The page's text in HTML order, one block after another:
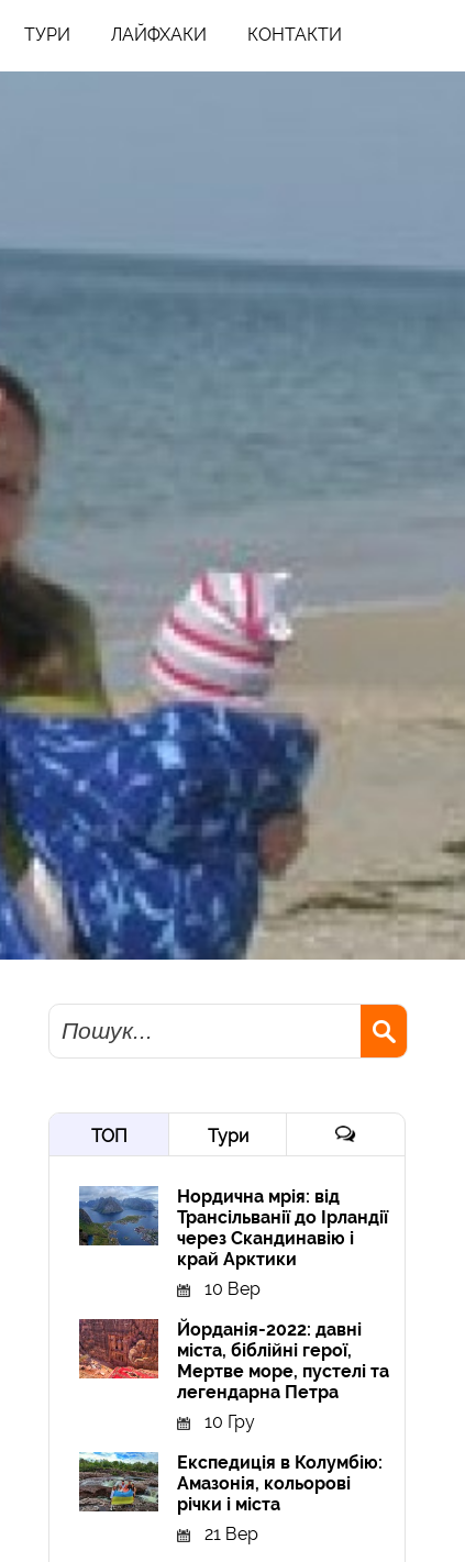
ТУРИ ЛАЙФХАКИ КОНТАКТИ
Пошук
ТОП Тури
Нордична мрія: від
Трансільванії до Ірландії
через Скандинавію і
край Арктики
10 Вер
Йорданія-2022: давні
міста, біблійні герої,
Мертве море, пустелі та
легендарна Петра
10 Гру
Експедиція в Колумбію:
Амазонія, кольорові
річки і міста
21 Вер